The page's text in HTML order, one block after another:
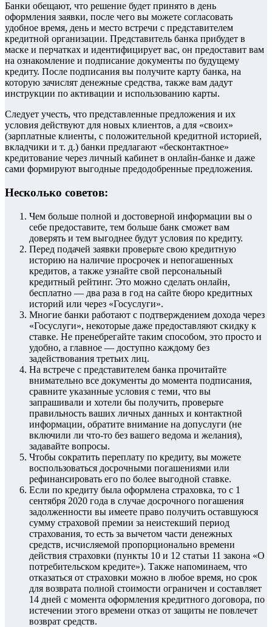
Банки обещают, что решение будет принято в день
оформления заявки, после чего вы можете согласовать
удобное время, день и место встречи с представителем
кредитной организации. Представитель банка прибудет в
маске и перчатках и идентифицирует вас, он предоставит вам
на ознакомление и подписание документы по будущему
кредиту. После подписания вы получите карту банка, на
которую зачислят денежные средства, также вам дадут
инструкции по активации и использованию карты.
Следует учесть, что представленные предложения и их
условия действуют для новых клиентов, а для «своих»
(зарплатные клиенты, с положительной кредитной историей,
вкладчики и т. д.) банки предлагают «бесконтактное»
кредитование через личный кабинет в онлайн-банке и даже
сами формируют выгодные предодобренные предложения.
Несколько советов:
Чем больше полной и достоверной информации вы о
себе предоставите, тем больше банк сможет вам
доверять и тем выгоднее будут условия по кредиту.
Перед подачей заявки проверьте свою кредитную
историю на наличие просрочек и непогашенных
кредитов, а также узнайте свой персональный
кредитный рейтинг. Это можно сделать онлайн,
бесплатно — два раза в год на сайте бюро кредитных
историй или через «Госуслуги».
Многие банки работают с подтверждением дохода через
«Госуслуги», некоторые даже предоставляют скидку к
ставке. Не пренебрегайте таким способом, это просто и
удобно, а главное — доступно каждому без
задействования третьих лиц.
На встрече с представителем банка прочитайте
внимательно все документы до момента подписания,
сравните указанные условия с теми, что вы
запрашивали и хотели бы получить, проверьте
правильность ваших личных данных и контактной
информации, обратите внимание на допуслуги (не
включили ли что-то без вашего ведома и желания),
задавайте вопросы.
Чтобы сократить переплату по кредиту, вы можете
воспользоваться досрочными погашениями или
рефинансировать его по более выгодной ставке.
Если по кредиту была оформлена страховка, то с 1
сентября 2020 года в случае досрочного погашения
задолженности вы имеете право получить оставшуюся
сумму страховой премии за неистекший период
страхования, то есть за вычетом части денежных
средств, исчисляемой пропорционально времени
действия страховки (пункты 10 и 12 статьи 11 закона «О
потребительском кредите»). Также напоминаем, что
отказаться от страховки можно в любое время, но срок
для возврата полной стоимости ограничен и составляет
14 дней с момента оформления кредитного договора, по
истечении этого времени отказ от защиты не повлечет
возврат средств.